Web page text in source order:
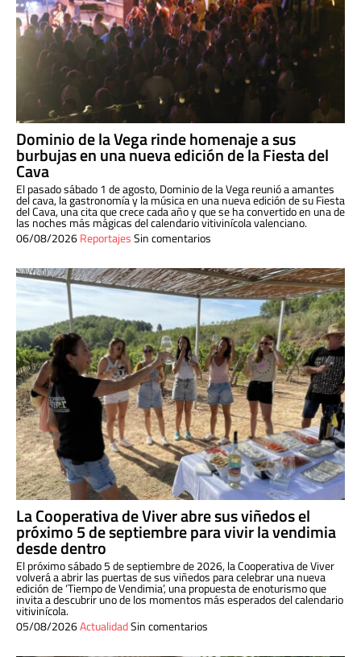
Dominio de la Vega rinde homenaje a sus
burbujas en una nueva edición de la Fiesta del
Cava
El pasado sábado 1 de agosto, Dominio de la Vega reunió a amantes
del cava, la gastronomía y la música en una nueva edición de su Fiesta
del Cava, una cita que crece cada año y que se ha convertido en una de
las noches más mágicas del calendario vitivinícola valenciano.
06/08/2026ReportajesSin comentarios
La Cooperativa de Viver abre sus viñedos el
próximo 5 de septiembre para vivir la vendimia
desde dentro
El próximo sábado 5 de septiembre de 2026, la Cooperativa de Viver
volverá a abrir las puertas de sus viñedos para celebrar una nueva
edición de ‘Tiempo de Vendimia’, una propuesta de enoturismo que
invita a descubrir uno de los momentos más esperados del calendario
vitivinícola.
05/08/2026ActualidadSin comentarios